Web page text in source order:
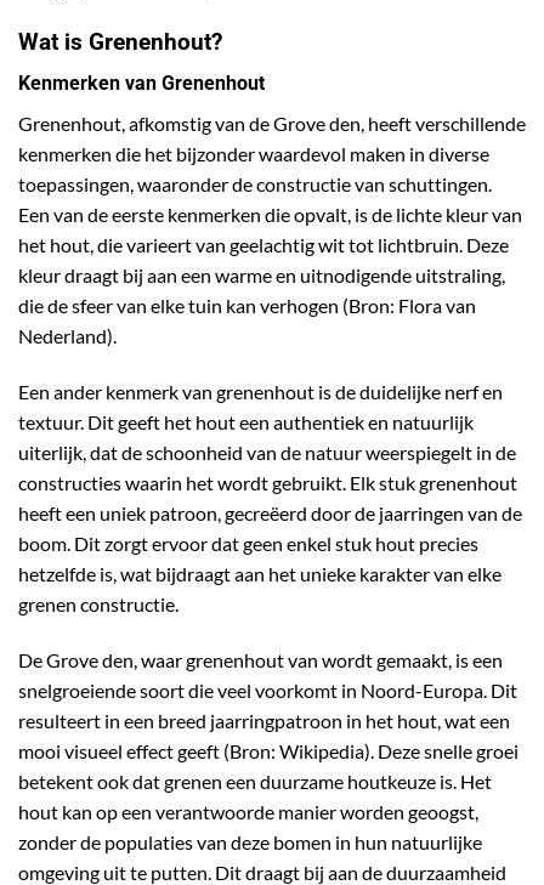
Wat is Grenenhout?
Kenmerken van Grenenhout
Grenenhout, afkomstig van de Grove den, heeft verschillende
kenmerken die het bijzonder waardevol maken in diverse
toepassingen, waaronder de constructie van schuttingen.
Een van de eerste kenmerken die opvalt, is de lichte kleur van
het hout, die varieert van geelachtig wit tot lichtbruin. Deze
kleur draagt bij aan een warme en uitnodigende uitstraling,
die de sfeer van elke tuin kan verhogen (Bron: Flora van
Nederland).
Een ander kenmerk van grenenhout is de duidelijke nerf en
textuur. Dit geeft het hout een authentiek en natuurlijk
uiterlijk, dat de schoonheid van de natuur weerspiegelt in de
constructies waarin het wordt gebruikt. Elk stuk grenenhout
heeft een uniek patroon, gecreëerd door de jaarringen van de
boom. Dit zorgt ervoor dat geen enkel stuk hout precies
hetzelfde is, wat bijdraagt aan het unieke karakter van elke
grenen constructie.
De Grove den, waar grenenhout van wordt gemaakt, is een
snelgroeiende soort die veel voorkomt in Noord-Europa. Dit
resulteert in een breed jaarringpatroon in het hout, wat een
mooi visueel effect geeft (Bron: Wikipedia). Deze snelle groei
betekent ook dat grenen een duurzame houtkeuze is. Het
hout kan op een verantwoorde manier worden geoogst,
zonder de populaties van deze bomen in hun natuurlijke
omgeving uit te putten. Dit draagt bij aan de duurzaamheid